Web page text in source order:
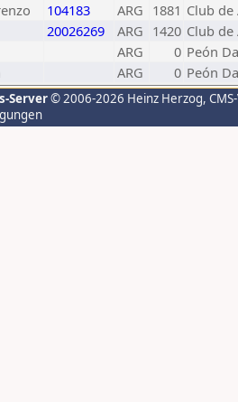
104183 ARG 1881 Club
20026269 ARG 1420 Club
ARG 0 Peón
ARG 0 Peón
Server© 2006-2026 Heinz Herzog,